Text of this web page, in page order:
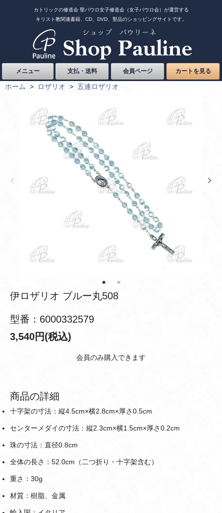
カトリックの修道会 聖パウロ女子修道会（女子パウロ会）が運営する
キリスト教関連書籍、CD、DVD、聖品のショッピングサイトです。
メニュー 支払・送料 会員ページ カートを見る
ホーム > ロザリオ > 五連ロザリオ
伊ロザリオ ブルー丸508
型番：6000332579
3,540円(税込)
会員のみ購入できます
商品の詳細
十字架の寸法：縦4.5cm×横2.8cm×厚さ0.5cm
センターメダイの寸法：縦2.3cm×横1.5cm×厚さ0.2cm
珠の寸法：直径0.8cm
全体の長さ：52.0cm（二つ折り・十字架含む）
重さ：30g
材質：樹脂、金属